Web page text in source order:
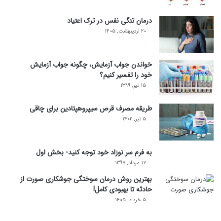
درمان تنگی نفس در ترک اعتیاد
۲۰ اردیبهشت, ۱۴۰۵
خواندن جواب آزمایش، چگونه جواب آزمایش
خود را تفسیر کنیم؟
۱۵ تیر, ۱۳۹۹
طریقه مصرف قرص سیپروهپتادین برای چاقی
۵ تیر, ۱۴۰۲
به فرم سر نوزاد خود توجه کنید- بخش اول
۱۷ مرداد, ۱۳۹۷
بهترین روش درمان سوختگی جوشکاری صورت از
حادثه تا بهبودی کامل!
۵ خرداد, ۱۴۰۵